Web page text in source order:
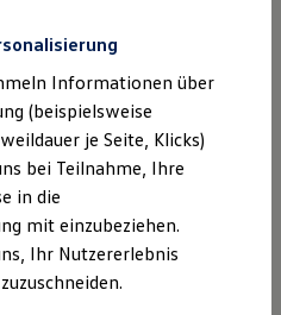
Schlussrate
Garantien
bei Volkswagen
Informationen über
(beispielsweise
je Seite, Klicks)
bei Teilnahme, Ihre
in die
mit einzubeziehen.
Ihr Nutzererlebnis